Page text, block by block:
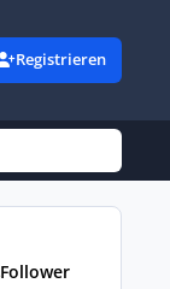
Registrieren
Follower